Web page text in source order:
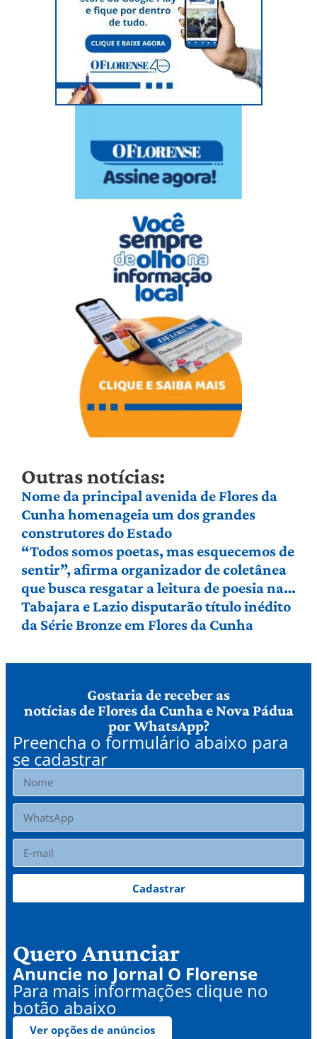
Outras notícias:
Nome da principal avenida de Flores da
Cunha homenageia um dos grandes
construtores do Estado
“Todos somos poetas, mas esquecemos de
sentir”, afirma organizador de coletânea
que busca resgatar a leitura de poesia na
Serra Gaúcha
Tabajara e Lazio disputarão título inédito
da Série Bronze em Flores da Cunha
Gostaria de receber as
notícias de Flores da Cunha e Nova Pádua
por WhatsApp?
Preencha o formulário abaixo para
se cadastrar
Cadastrar
Quero Anunciar
Anuncie no Jornal O Florense
Para mais informações clique no
botão abaixo
Ver opções de anúncios